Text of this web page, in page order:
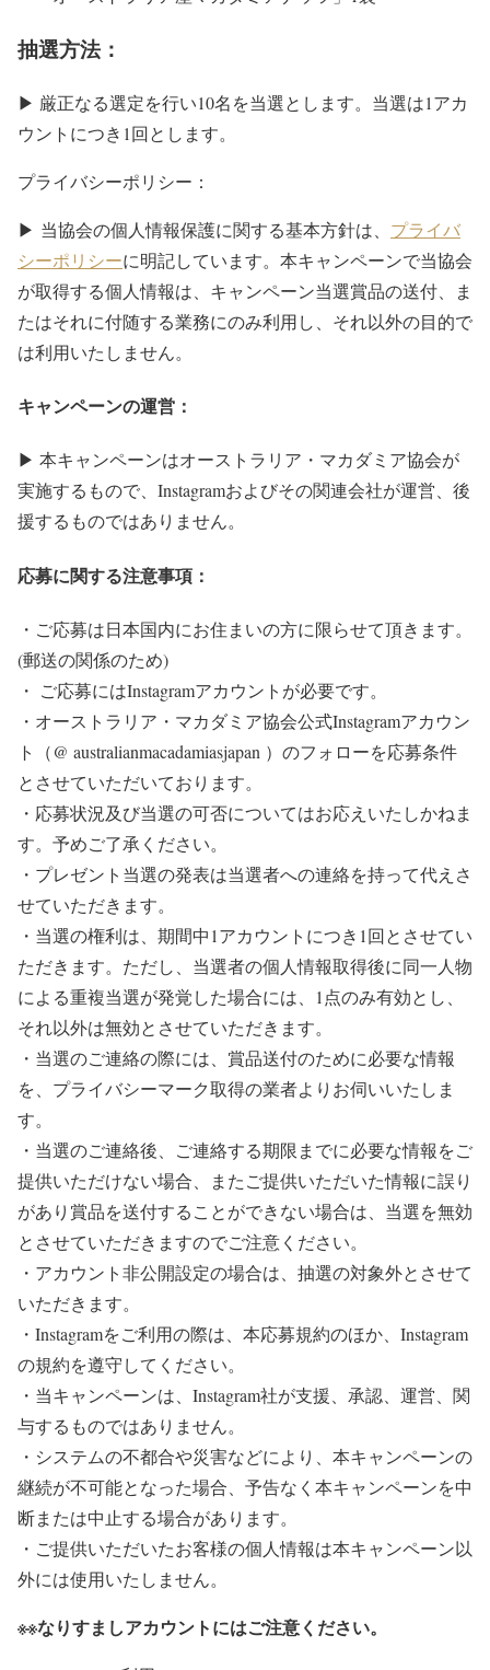
抽選方法：
▶ 厳正なる選定を行い10名を当選とします。当選は1アカ
ウントにつき1回とします。
プライバシーポリシー：
▶ 当協会の個人情報保護に関する基本方針は、 プライバ
シーポリシーに明記しています。本キャンペーンで当協会
が取得する個人情報は、キャンペーン当選賞品の送付、ま
たはそれに付随する業務にのみ利用し、それ以外の目的で
は利用いたしません。
キャンペーンの運営：
▶ 本キャンペーンはオーストラリア・マカダミア協会が
実施するもので、Instagramおよびその関連会社が運営、後
援するものではありません。
応募に関する注意事項：
・ご応募は日本国内にお住まいの方に限らせて頂きます。
(郵送の関係のため)
・ ご応募にはInstagramアカウントが必要です。⁠
・オーストラリア・マカダミア協会公式Instagramアカウン
ト（@ australianmacadamiasjapan ）のフォローを応募条件
とさせていただいております。⁠
・応募状況及び当選の可否についてはお応えいたしかねま
す。予めご了承ください。⁠
・プレゼント当選の発表は当選者への連絡を持って代えさ
せていただきます。⁠
・当選の権利は、期間中1アカウントにつき1回とさせてい
ただきます。ただし、当選者の個人情報取得後に同一人物
による重複当選が発覚した場合には、1点のみ有効とし、
それ以外は無効とさせていただきます。⁠
・当選のご連絡の際には、賞品送付のために必要な情報
を、プライバシーマーク取得の業者よりお伺いいたしま
す。⁠
・当選のご連絡後、ご連絡する期限までに必要な情報をご
提供いただけない場合、またご提供いただいた情報に誤り
があり賞品を送付することができない場合は、当選を無効
とさせていただきますのでご注意ください。⁠
・アカウント非公開設定の場合は、抽選の対象外とさせて
いただきます。⁠
・Instagramをご利用の際は、本応募規約のほか、Instagram
の規約を遵守してください。⁠
・当キャンペーンは、Instagram社が支援、承認、運営、関
与するものではありません。⁠
・システムの不都合や災害などにより、本キャンペーンの
継続が不可能となった場合、予告なく本キャンペーンを中
断または中止する場合があります。⁠
・ご提供いただいたお客様の個人情報は本キャンペーン以
外には使用いたしません。⁠
※※なりすましアカウントにはご注意ください。